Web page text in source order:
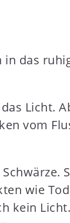
das
Licht.
vom
wie
kein